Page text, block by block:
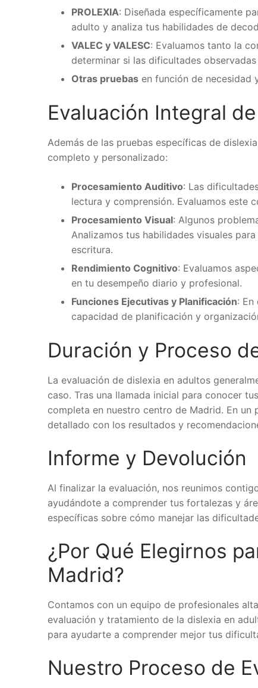
PROLEXIA: Diseñada específicamente
adulto y analiza tus habilidades de
VALEC y VALESC: Evaluamos tanto la
determinar si las dificultades
Otras pruebas en función de necesidad
Evaluación Integral
Además de las pruebas específicas de
completo y personalizado:
Procesamiento Auditivo: Las
lectura y comprensión. Evaluamos este
Procesamiento Visual: Algunos
Analizamos tus habilidades visuales
escritura.
Rendimiento Cognitivo: Evaluamos
en tu desempeño diario y profesional.
Funciones Ejecutivas y Planificación: En
capacidad de planificación y
Duración y Proceso
La evaluación de dislexia en adultos
caso. Tras una llamada inicial para conocer
completa en nuestro centro de Madrid. En un
detallado con los resultados y
Informe y Devolución
Al finalizar la evaluación, nos reunimos
ayudándote a comprender tus fortalezas y
específicas sobre cómo manejar las
¿Por Qué Elegirnos
Madrid?
Contamos con un equipo de profesionales
evaluación y tratamiento de la dislexia en
para ayudarte a comprender mejor tus
Nuestro Proceso de